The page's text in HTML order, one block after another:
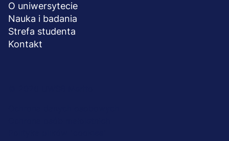
O uniwersytecie
Nauka i badania
Strefa studenta
Kontakt